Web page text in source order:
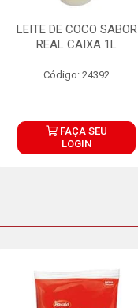
LEITE DE COCO SABOR
REAL CAIXA 1L
Código: 24392
FAÇA SEU
LOGIN